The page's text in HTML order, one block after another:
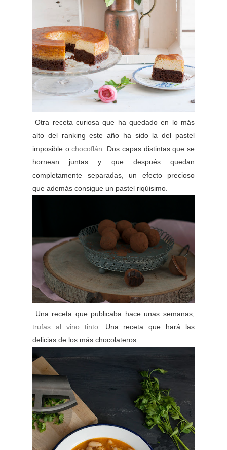
Otra receta curiosa que ha quedado en lo más
alto del ranking este año ha sido la del pastel
imposible ochocoflán . Dos capas distintas que se
hornean juntas y que después quedan
completamente separadas, un efecto precioso
que además consigue un pastel riqúisimo.
Una receta que publicaba hace unas semanas,
trufas al vino tinto . Una receta que hará las
delicias de los más chocolateros.